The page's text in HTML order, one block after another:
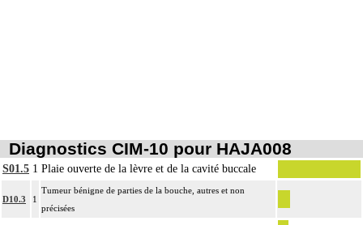
Diagnostics CIM-10 pour HAJA008
S01.5 1 Plaie ouverte de la lèvre et de la cavité buccale
D10.3 1
Tumeur bénigne de parties de la bouche, autres et non
précisées